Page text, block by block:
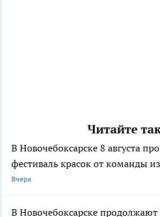
Читайте
В Новочебоксарске 8 августа
фестиваль красок от команды
Вчера
В Новочебоксарске